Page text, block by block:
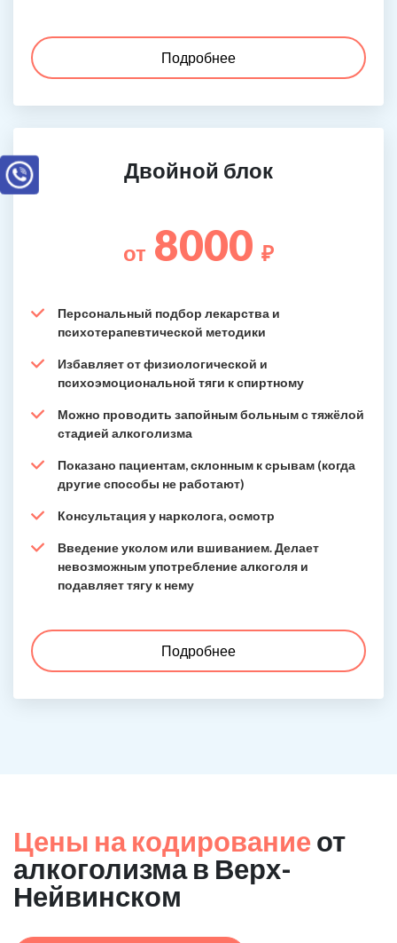
Подробнее
Двойной блок
от 8000 ₽
Персональный подбор лекарства и
психотерапевтической методики
Избавляет от физиологической и
психоэмоциональной тяги к спиртному
Можно проводить запойным больным с тяжёлой
стадией алкоголизма
Показано пациентам, склонным к срывам (когда
другие способы не работают)
Консультация у нарколога, осмотр
Введение уколом или вшиванием. Делает
невозможным употребление алкоголя и
подавляет тягу к нему
Подробнее
Цены на кодирование от
алкоголизма в Верх-
Нейвинском